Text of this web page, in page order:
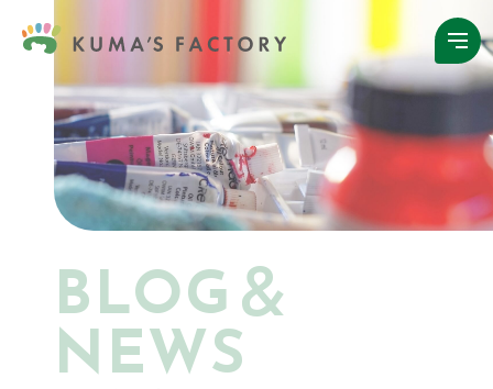
BLOG＆
NEWS